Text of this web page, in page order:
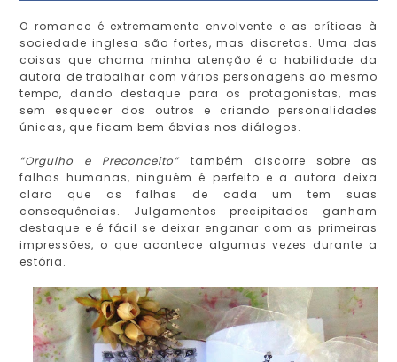
O romance é extremamente envolvente e as críticas à
sociedade inglesa são fortes, mas discretas. Uma das
coisas que chama minha atenção é a habilidade da
autora de trabalhar com vários personagens ao mesmo
tempo, dando destaque para os protagonistas, mas
sem esquecer dos outros e criando personalidades
únicas, que ficam bem óbvias nos diálogos.
“Orgulho e Preconceito” também discorre sobre as
falhas humanas, ninguém é perfeito e a autora deixa
claro que as falhas de cada um tem suas
consequências. Julgamentos precipitados ganham
destaque e é fácil se deixar enganar com as primeiras
impressões, o que acontece algumas vezes durante a
estória.